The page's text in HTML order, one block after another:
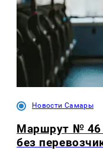
Новости Самары
Маршрут № 46
без